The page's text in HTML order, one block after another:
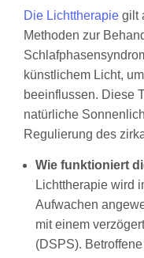
Die Lichttherapie gilt
Methoden zur
künstlichem Licht,
beeinflussen. Diese
natürliche
Regulierung des
Wie funktioniert
Lichttherapie wird
Aufwachen
mit einem
(DSPS).